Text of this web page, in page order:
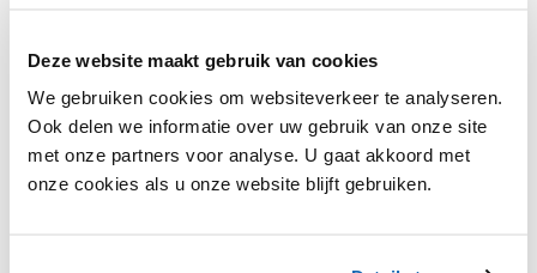
Deze website maakt gebruik van cookies
We gebruiken cookies om websiteverkeer te analyseren.
Ook delen we informatie over uw gebruik van onze site
met onze partners voor analyse. U gaat akkoord met
onze cookies als u onze website blijft gebruiken.
begrepen waar de winkel van de toekomst over gaat.
✔️ Swarovski opent een nieuw winkelconcept dat
weggaat van de klassieke juwelenwinkels.